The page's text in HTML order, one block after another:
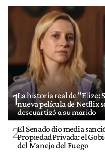
1La historia real de "Elize:
nueva película de Netflix
descuartizó a su marido
2El Senado dio media
Propiedad Privada: el
del Manejo del Fuego